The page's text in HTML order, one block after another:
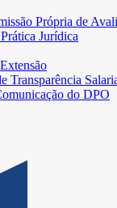
Própria de
Jurídica
Transparência
do DPO